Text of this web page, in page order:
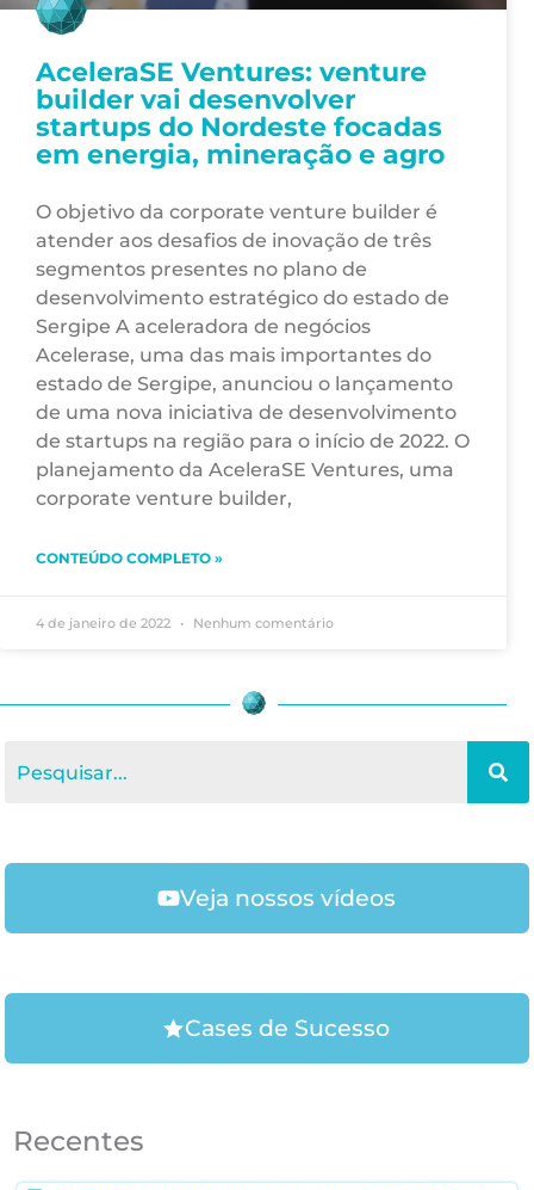
AceleraSE Ventures: venture
builder vai desenvolver
startups do Nordeste focadas
em energia, mineração e agro
O objetivo da corporate venture builder é
atender aos desafios de inovação de três
segmentos presentes no plano de
desenvolvimento estratégico do estado de
Sergipe A aceleradora de negócios
Acelerase, uma das mais importantes do
estado de Sergipe, anunciou o lançamento
de uma nova iniciativa de desenvolvimento
de startups na região para o início de 2022. O
planejamento da AceleraSE Ventures, uma
corporate venture builder,
CONTEÚDO COMPLETO »
4 de janeiro de 2022 Nenhum comentário
Veja nossos vídeos
Cases de Sucesso
Recentes